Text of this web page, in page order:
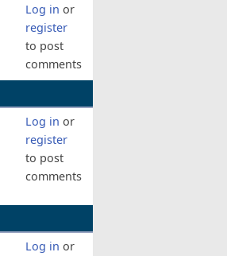
Log in or
register
to post
comments
Log in or
register
to post
comments
Log in or